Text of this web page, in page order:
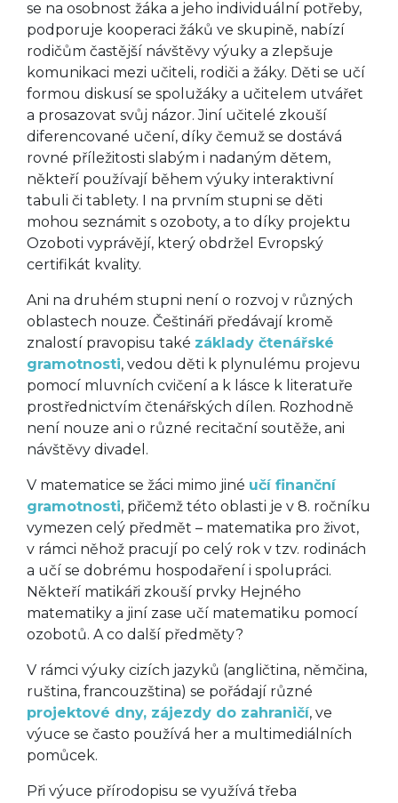
se na osobnost žáka a jeho individuální potřeby,
podporuje kooperaci žáků ve skupině, nabízí
rodičům častější návštěvy výuky a zlepšuje
komunikaci mezi učiteli, rodiči a žáky. Děti se učí
formou diskusí se spolužáky a učitelem utvářet
a prosazovat svůj názor. Jiní učitelé zkouší
diferencované učení, díky čemuž se dostává
rovné příležitosti slabým i nadaným dětem,
někteří používají během výuky interaktivní
tabuli či tablety. I na prvním stupni se děti
mohou seznámit s ozoboty, a to díky projektu
Ozoboti vyprávějí, který obdržel Evropský
certifikát kvality.
Ani na druhém stupni není o rozvoj v různých
oblastech nouze. Češtináři předávají kromě
znalostí pravopisu také základy čtenářské
gramotnosti, vedou děti k plynulému projevu
pomocí mluvních cvičení a k lásce k literatuře
prostřednictvím čtenářských dílen. Rozhodně
není nouze ani o různé recitační soutěže, ani
návštěvy divadel.
V matematice se žáci mimo jiné učí finanční
gramotnosti, přičemž této oblasti je v 8. ročníku
vymezen celý předmět – matematika pro život,
v rámci něhož pracují po celý rok v tzv. rodinách
a učí se dobrému hospodaření i spolupráci.
Někteří matikáři zkouší prvky Hejného
matematiky a jiní zase učí matematiku pomocí
ozobotů. A co další předměty?
V rámci výuky cizích jazyků (angličtina, němčina,
ruština, francouzština) se pořádají různé
projektové dny, zájezdy do zahraničí, ve
výuce se často používá her a multimediálních
pomůcek.
Při výuce přírodopisu se využívá třeba